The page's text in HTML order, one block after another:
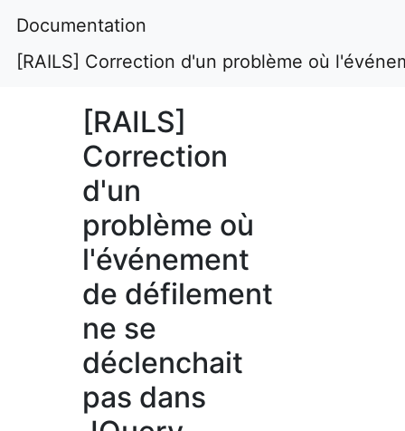
Documentation
[RAILS] Correction d'un problème où
[RAILS]
Correction
d'un
problème où
l'événement
de défilement
ne se
déclenchait
pas dans